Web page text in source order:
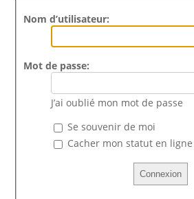
Nom d’utilisateur:
Mot de passe:
J’ai oublié mon mot de passe
Se souvenir de moi
Cacher mon statut en